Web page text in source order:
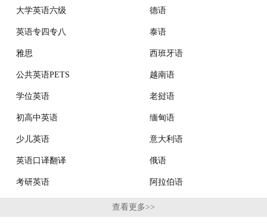
大学英语六级 德语
英语专四专八 泰语
雅思 西班牙语
公共英语PETS 越南语
学位英语 老挝语
初高中英语 缅甸语
少儿英语 意大利语
英语口译翻译 俄语
考研英语 阿拉伯语
查看更多>>